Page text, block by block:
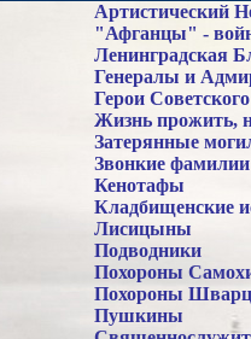
Артистический
"Афганцы" -
Ленинградская
Генералы и
Герои
Жизнь прожить,
Затерянные
Звонкие фамилии
Кенотафы
Кладбищенские
Лисицыны
Подводники
Похороны
Похороны
Пушкины